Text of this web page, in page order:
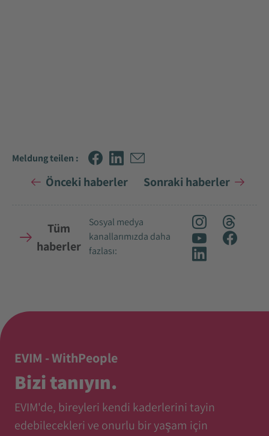
Meldung teilen :
Önceki haberler Sonraki haberler
Tüm
haberler
Sosyal medya
kanallarımızda daha
fazlası:
EVIM - WithPeople
Bizi tanıyın.
EVIM'de, bireyleri kendi kaderlerini tayin
edebilecekleri ve onurlu bir yaşam için